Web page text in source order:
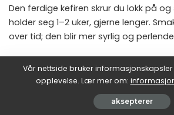
Den ferdige kefiren skrur du lokk på
holder seg 1–2 uker, gjerne lenger.
over tid; den blir mer syrlig og
Steg 6: Start neste runde
Skyll kornene med kaldt vann hvis du
dem direkte tilbake i nytt glass med
Vår nettside bruker
opplevelse. Lær mer om:
aksepterer